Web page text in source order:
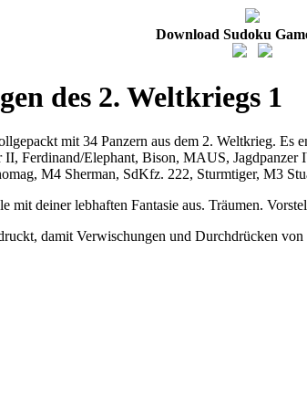
Download Sudoku
des 2. Weltkriegs 1
mit 34 Panzern aus dem 2. Weltkrieg.
Ferdinand/Elephant, Bison, MAUS,
M4 Sherman, SdKfz. 222, Sturmtiger, M3
deiner lebhaften Fantasie aus. Träumen.
damit Verwischungen und Durchdrücken